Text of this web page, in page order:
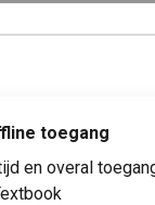
toegang
en overal